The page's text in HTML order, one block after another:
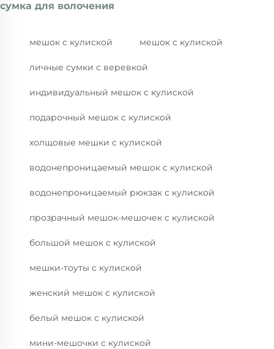
сумка для волочения
мешок с кулиской мешок с кулиской
личные сумки с веревкой
индивидуальный мешок с кулиской
подарочный мешок с кулиской
холщовые мешки с кулиской
водонепроницаемый мешок с кулиской
водонепроницаемый рюкзак с кулиской
прозрачный мешок-мешочек с кулиской
большой мешок с кулиской
мешки-тоуты с кулиской
женский мешок с кулиской
белый мешок с кулиской
мини-мешочки с кулиской